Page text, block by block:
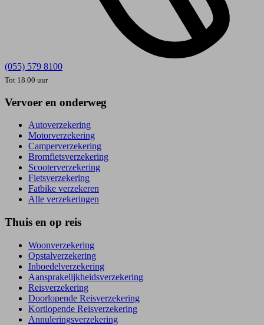
(055) 579 8100
Tot 18.00 uur
Vervoer en onderweg
Autoverzekering
Motorverzekering
Camperverzekering
Bromfietsverzekering
Scooterverzekering
Fietsverzekering
Fatbike verzekeren
Alle verzekeringen
Thuis en op reis
Woonverzekering
Opstal­verzekering
Inboedel­verzekering
Aansprakelijkheids­verzekering
Reisverzekering
Doorlopende Reisverzekering
Kortlopende Reisverzekering
Annuleringsverzekering